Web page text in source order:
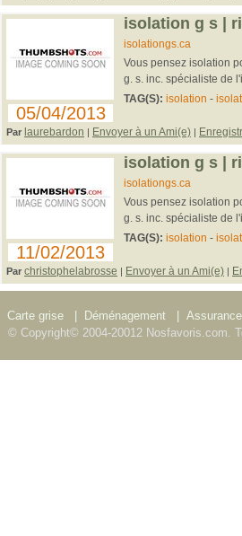
05/04/2013
isolation g s |
isolationgs.ca
Vous pensez isolation
g. s. inc. spécialiste de
TAG(S): isolation -
Par laurebardon | Envoyer à un Ami(e) |
11/02/2013
isolation g s |
isolationgs.ca
Vous pensez isolation
g. s. inc. spécialiste de
TAG(S): isolation -
Par christophelabrosse | Envoyer à un Ami(e) |
Carte grise Déménagement
© Copyright© 2004-20012 Nosfavoris.com.